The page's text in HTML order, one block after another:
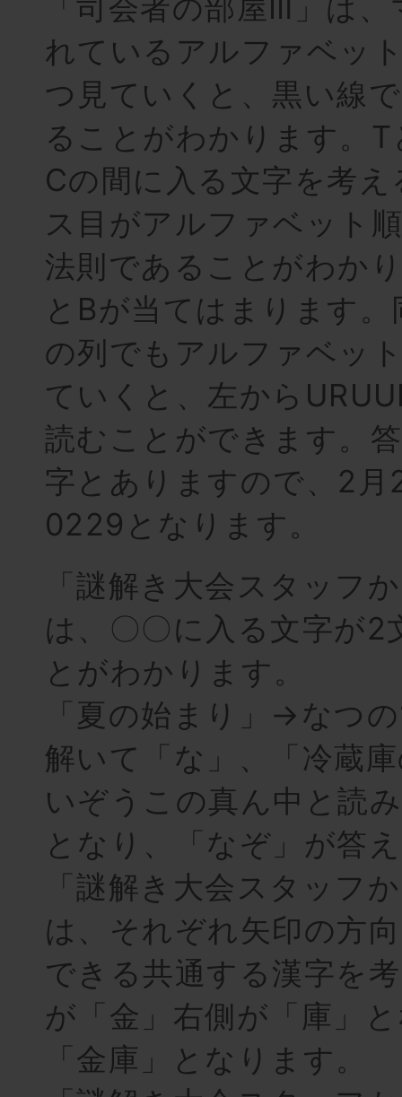
「司会者の部屋Ⅲ」は
れているアルファベッ
つ見ていくと、黒い線
ることがわかります。
Cの間に入る文字を考
ス目がアルファベット
法則であることがわか
とBが当てはまります
の列でもアルファベッ
ていくと、左から
読むことができます。
字とありますので、2
0229となります。
「謎解き大会スタッフ
は、〇〇に入る文字が2
とがわかります。
「夏の始まり」→なつ
解いて「な」、「冷蔵
いぞうこの真ん中と読
となり、「なぞ」が答
「謎解き大会スタッフ
は、それぞれ矢印の方
できる共通する漢字を
が「金」右側が「庫」
「金庫」となります。